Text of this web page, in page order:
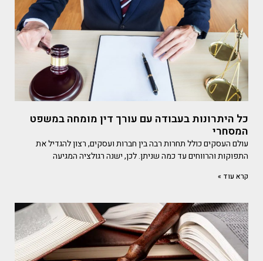
כל היתרונות בעבודה עם עורך דין מומחה במשפט
המסחרי
עולם העסקים כולל תחרות רבה בין חברות ועסקים, רצון להגדיל את
התפוקות והרווחים עד כמה שניתן. לכן, ישנה רגולציה המגיעה
קרא עוד »